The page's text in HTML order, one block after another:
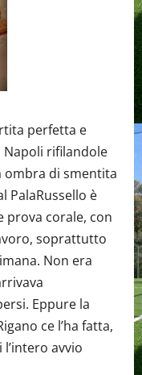
perfetta e
Napoli rifilandole
ombra di smentita
PalaRussello è
prova corale, con
soprattutto
Non era
Eppure la
ce l’ha fatta,
avvio